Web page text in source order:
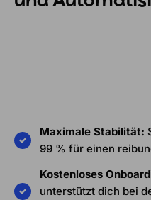
Maximale Stabilität:
99 % für einen
Kostenloses
unterstützt dich bei